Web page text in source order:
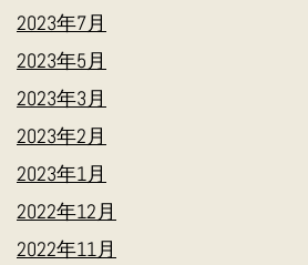
2023年7月
2023年5月
2023年3月
2023年2月
2023年1月
2022年12月
2022年11月